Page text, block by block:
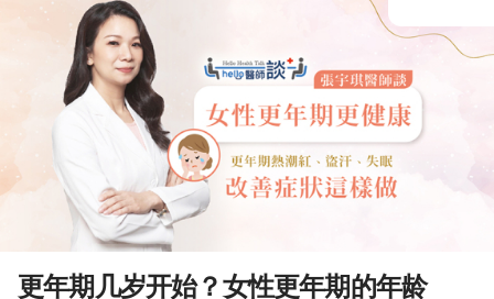
更年期几岁开始？女性更年期的年龄